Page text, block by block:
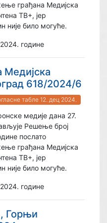
грађана Медијска
ТВ+, јер
није било могуће.
године
618/2024/6
табле 12. дец 2024.
медије дана 27.
Решење број
послато
грађана Медијска
ТВ+, јер
није било могуће.
године
Горњи